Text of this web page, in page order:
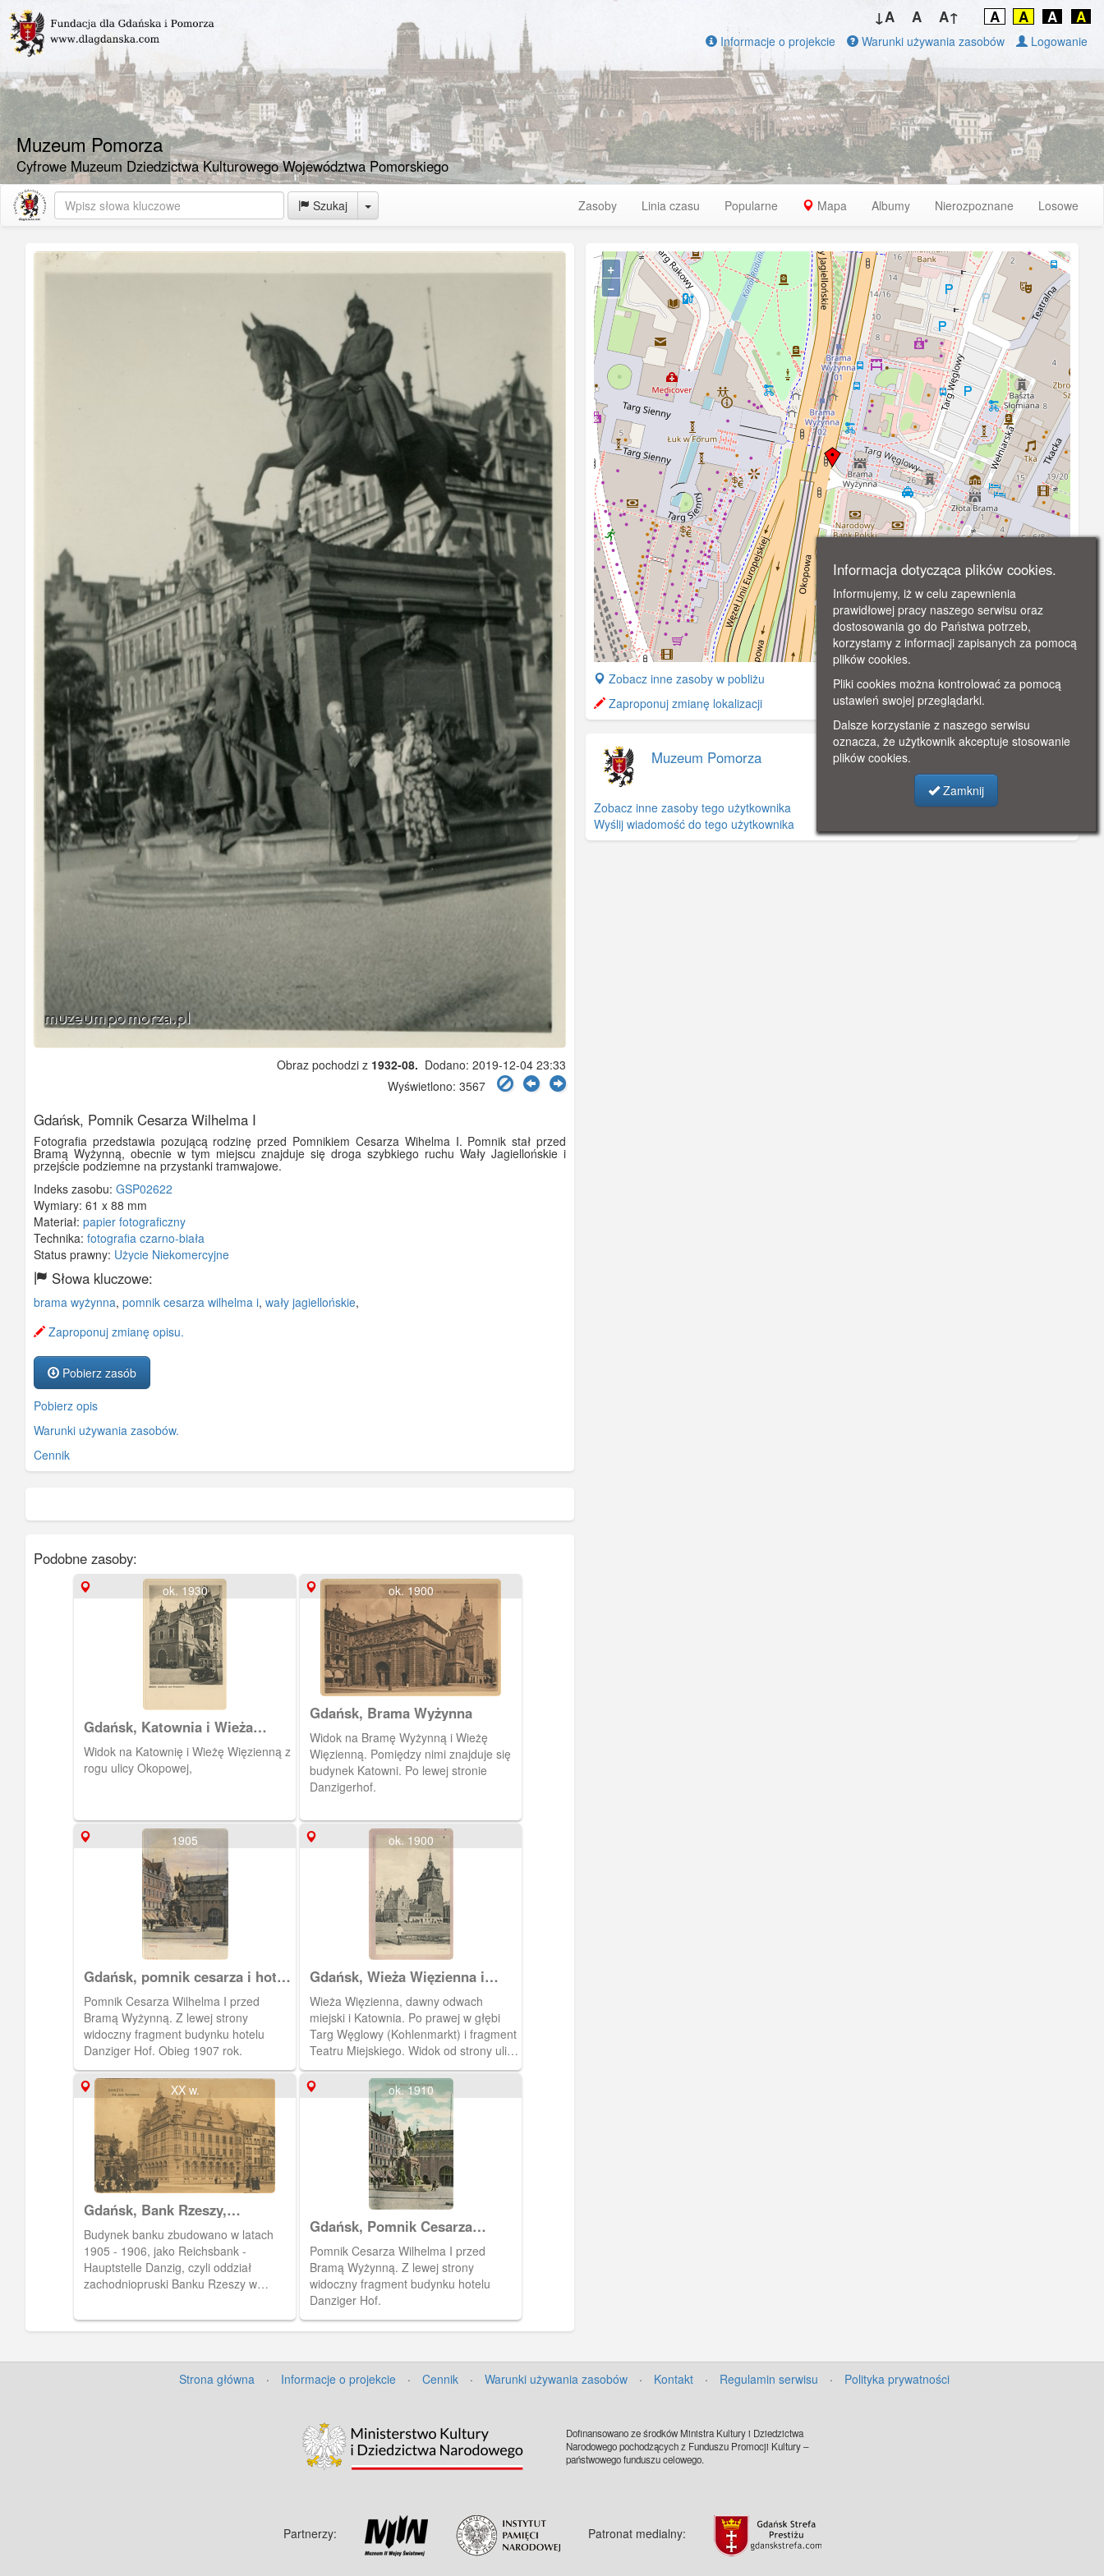
Muzeum Pomorza
Cyfrowe Muzeum Dziedzictwa Kulturowego Województwa Pomorskiego
↓A A A↑ A A A A
Informacje o projekcie Warunki używania zasobów Logowanie
Szukaj Toggle Dropdown Zasoby Linia czasu Popularne Mapa Albumy Nierozpoznane Losowe
Obraz pochodzi z 1932-08. Dodano: 2019-12-04 23:33
Wyświetlono: 3567
Gdańsk, Pomnik Cesarza Wilhelma I
Fotografia przedstawia pozującą rodzinę przed Pomnikiem Cesarza Wihelma I. Pomnik stał przed
Bramą Wyżynną, obecnie w tym miejscu znajduje się droga szybkiego ruchu Wały Jagiellońskie i
przejście podziemne na przystanki tramwajowe.
Indeks zasobu: GSP02622
Wymiary: 61 x 88 mm
Materiał: papier fotograficzny
Technika: fotografia czarno-biała
Status prawny: Użycie Niekomercyjne
Słowa kluczowe:
brama wyżynna, pomnik cesarza wilhelma i, wały jagiellońskie,
Zaproponuj zmianę opisu.
Pobierz zasób
Pobierz opis
Warunki używania zasobów.
Cennik
Podobne zasoby:
ok. 1930
Gdańsk, Katownia i Wieża
Więzienna
Widok na Katownię i Wieżę Więzienną z
rogu ulicy Okopowej,
ok. 1900
Gdańsk, Brama Wyżynna
Widok na Bramę Wyżynną i Wieżę
Więzienną. Pomiędzy nimi znajduje się
budynek Katowni. Po lewej stronie
Danzigerhof.
1905
Gdańsk, pomnik cesarza i hotel
i brama
Pomnik Cesarza Wilhelma I przed
Bramą Wyżynną. Z lewej strony
widoczny fragment budynku hotelu
Danziger Hof. Obieg 1907 rok.
ok. 1900
Gdańsk, Wieża Więzienna i
Katownia
Wieża Więzienna, dawny odwach
miejski i Katownia. Po prawej w głębi
Targ Węglowy (Kohlenmarkt) i fragment
Teatru Miejskiego. Widok od strony ulicy
Bogusławskiego (An der Reitbahn).
Widoczny sklep "Otto Kosakowski nr 1".
Obieg 1904 rok.
XX w.
Gdańsk, Bank Rzeszy,
Reichsbank
Budynek banku zbudowano w latach
1905 - 1906, jako Reichsbank -
Hauptstelle Danzig, czyli oddział
zachodniopruski Banku Rzeszy w
Wolnego Miasta Gdańska Bank von
Danzig.
ok. 1910
Gdańsk, Pomnik Cesarza
Wilhelma I przed Bramą
Wyżynną
Pomnik Cesarza Wilhelma I przed
Bramą Wyżynną. Z lewej strony
widoczny fragment budynku hotelu
Danziger Hof.
+
−
©OpenStreetMapcontributors.
+
−
Zobacz inne zasoby w pobliżu
Zaproponuj zmianę lokalizacji
Muzeum Pomorza
Zobacz inne zasoby tego użytkownika
Wyślij wiadomość do tego użytkownika
Strona główna · Informacje o projekcie · Cennik · Warunki używania zasobów · Kontakt · Regulamin serwisu · Polityka prywatności
Dofinansowano ze środków Ministra Kultury i Dziedzictwa
Narodowego pochodzących z Funduszu Promocji Kultury –
państwowego funduszu celowego.
Partnerzy: Patronat medialny:
Informacja dotycząca plików cookies.
Informujemy, iż w celu zapewnienia
prawidłowej pracy naszego serwisu oraz
dostosowania go do Państwa potrzeb,
korzystamy z informacji zapisanych za pomocą
plików cookies.
Pliki cookies można kontrolować za pomocą
ustawień swojej przeglądarki.
Dalsze korzystanie z naszego serwisu
oznacza, że użytkownik akceptuje stosowanie
plików cookies.
Zamknij